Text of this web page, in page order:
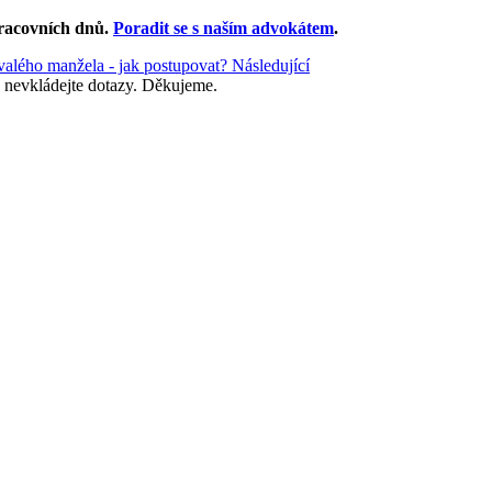
dnů. Poradit se s naším advokátem.
manžela - jak postupovat? Následující
dotazy. Děkujeme.